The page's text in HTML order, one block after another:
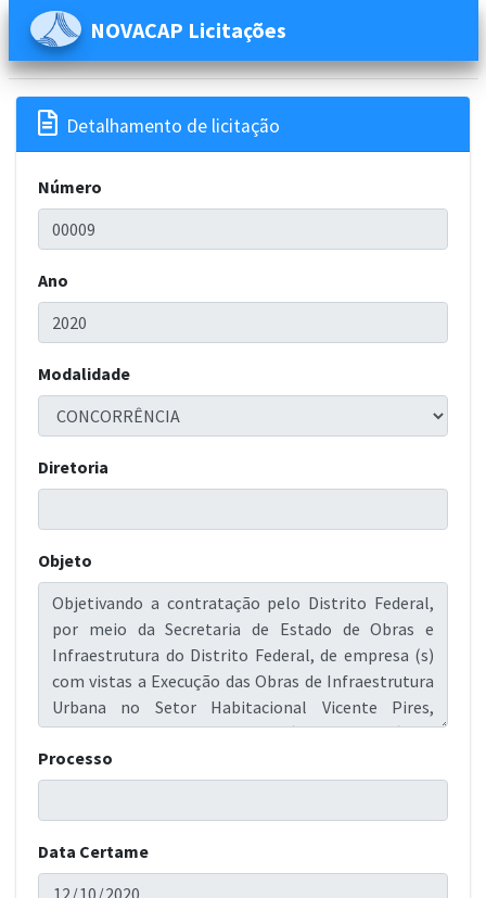
NOVACAP Licitações
 Detalhamento de licitação
Número
Ano
Modalidade
Diretoria
Objeto
Processo
Data Certame